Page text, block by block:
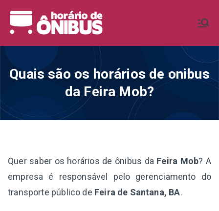
para
Ônibus BR
Horários de Ônibus de todo o
Quais são os horários de onibus
da Feira Mob?
Quer saber os horários de ônibus da Feira Mob? A
empresa é responsável pelo gerenciamento do
transporte público de Feira de Santana, BA.